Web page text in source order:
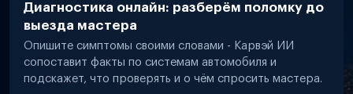
Диагностика онлайн: разберём поломку до
выезда мастера
Опишите симптомы своими словами - Карвэй ИИ
сопоставит факты по системам автомобиля и
подскажет, что проверять и о чём спросить мастера.